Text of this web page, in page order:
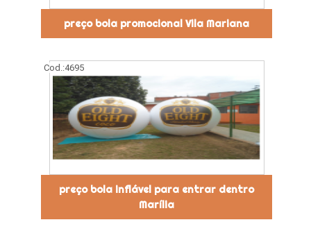
preço bola promocional Vila Mariana
Cod.:4695
preço bola inflável para entrar dentro
Marília